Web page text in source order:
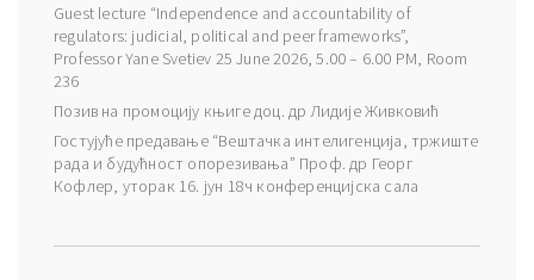
Guest lecture “Independence and accountability of
regulators: judicial, political and peer frameworks”,
Professor Yane Svetiev 25 June 2026, 5.00 – 6.00 PM, Room
236
Позив на промоцију књиге доц. др Лидије Живковић
Гостујуће предавање “Вештачка интелигенција, тржиште
рада и будућност опорезивања” Проф. др Георг
Кофлер, уторак 16. јун 18ч конференцијска сала